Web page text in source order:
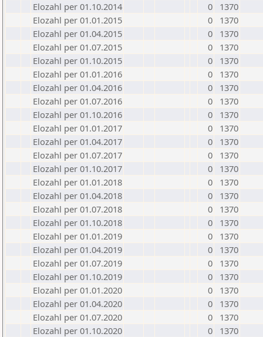
Elozahl per 01.10.2014
0
1370
Elozahl per 01.01.2015
0
1370
Elozahl per 01.04.2015
0
1370
Elozahl per 01.07.2015
0
1370
Elozahl per 01.10.2015
0
1370
Elozahl per 01.01.2016
0
1370
Elozahl per 01.04.2016
0
1370
Elozahl per 01.07.2016
0
1370
Elozahl per 01.10.2016
0
1370
Elozahl per 01.01.2017
0
1370
Elozahl per 01.04.2017
0
1370
Elozahl per 01.07.2017
0
1370
Elozahl per 01.10.2017
0
1370
Elozahl per 01.01.2018
0
1370
Elozahl per 01.04.2018
0
1370
Elozahl per 01.07.2018
0
1370
Elozahl per 01.10.2018
0
1370
Elozahl per 01.01.2019
0
1370
Elozahl per 01.04.2019
0
1370
Elozahl per 01.07.2019
0
1370
Elozahl per 01.10.2019
0
1370
Elozahl per 01.01.2020
0
1370
Elozahl per 01.04.2020
0
1370
Elozahl per 01.07.2020
0
1370
Elozahl per 01.10.2020
0
1370